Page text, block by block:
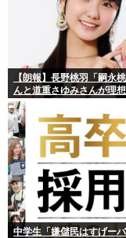
【朗報】長野桃羽「嗣永
んと道重さゆみさんが理
イドル像」
中学生「嫌儲民はすげー